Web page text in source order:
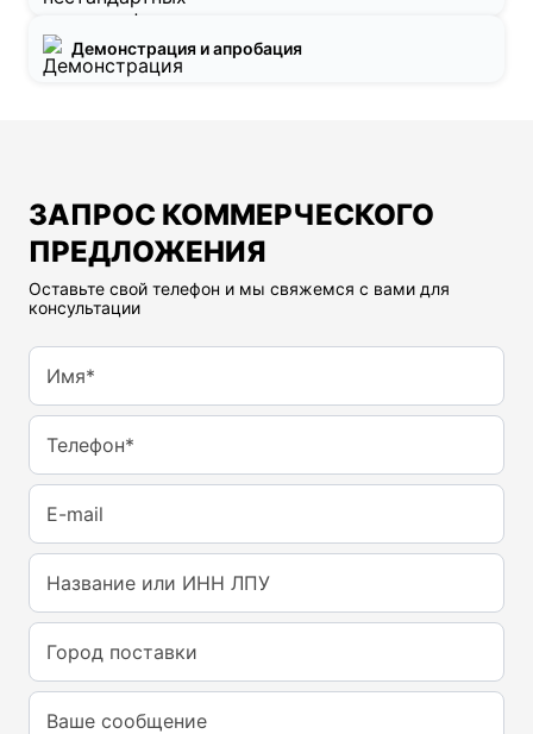
Демонстрация и апробация
ЗАПРОС КОММЕРЧЕСКОГО
ПРЕДЛОЖЕНИЯ
Оставьте свой телефон и мы свяжемся с вами для
консультации
Имя*
Телефон*
E-mail
Название или ИНН ЛПУ
Город поставки
Ваше сообщение